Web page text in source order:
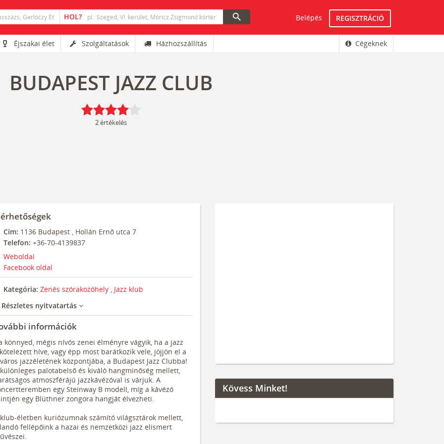
search Belépés REGISZTRÁCIÓ
Éjszakai élet Szolgáltatások Házhozszállítás Cégeknek
BUDAPEST JAZZ CLUB
2értékelés
Cím: 1136 Budapest, Hollán Ernő utca 7
Telefon: +36-70-4139837
Weboldal
Facebook oldal
Kategória: Zenés szórakozóhely , Jazz klub
nyitvatartás
információk
könnyed, mégis nívós zenei élményre vágyik, ha a jazz
híve, vagy épp most barátkozik vele, jöjjön el a
jazzéletének központjába, a Budapest Jazz Clubba!
palotabelső és kiváló hangminőség mellett,
atmoszférájú jazzkávézóval is várjuk. A
egy Steinway B modell, míg a kávézó
egy Blüthner zongora hangját élvezheti.
életben kuriózumnak számító világsztárok mellett,
fellépőink a hazai és nemzetközi jazz elismert
Kövess Minket!